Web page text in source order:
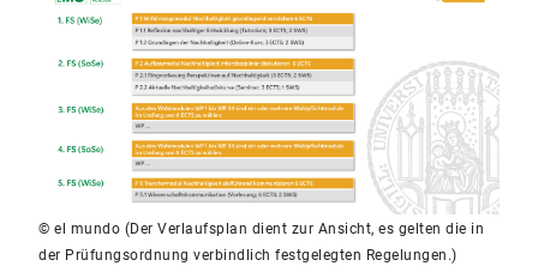
© el mundo (Der Verlaufsplan dient zur Ansicht, es gelten die in
der Prüfungsordnung verbindlich festgelegten Regelungen.)